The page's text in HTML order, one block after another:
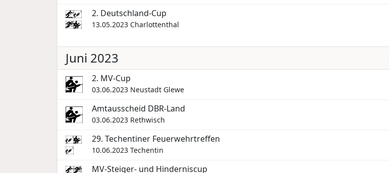
2. Deutschland-Cup
13.05.2023 Charlottenthal
Juni 2023
2. MV-Cup
03.06.2023 Neustadt Glewe
Amtausscheid DBR-Land
03.06.2023 Rethwisch
29. Techentiner Feuerwehrtreffen
10.06.2023 Techentin
MV-Steiger- und Hinderniscup